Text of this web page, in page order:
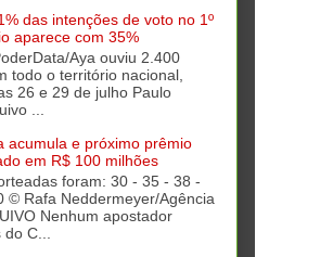
das intenções de voto no 1º
aparece com 35%
Aya ouviu 2.400
todo o território nacional,
26 e 29 de julho Paulo
...
acumula e próximo prêmio
em R$ 100 milhões
foram: 30 - 35 - 38 -
© Rafa Neddermeyer/Agência
Nenhum apostador
C...